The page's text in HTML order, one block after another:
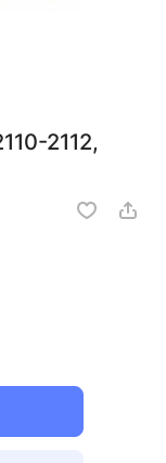
2112,